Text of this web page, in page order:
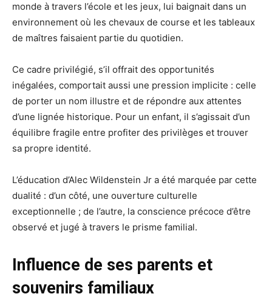
monde à travers l’école et les jeux, lui baignait dans un
environnement où les chevaux de course et les tableaux
de maîtres faisaient partie du quotidien.
Ce cadre privilégié, s’il offrait des opportunités
inégalées, comportait aussi une pression implicite : celle
de porter un nom illustre et de répondre aux attentes
d’une lignée historique. Pour un enfant, il s’agissait d’un
équilibre fragile entre profiter des privilèges et trouver
sa propre identité.
L’éducation d’Alec Wildenstein Jr a été marquée par cette
dualité : d’un côté, une ouverture culturelle
exceptionnelle ; de l’autre, la conscience précoce d’être
observé et jugé à travers le prisme familial.
Influence de ses parents et
souvenirs familiaux